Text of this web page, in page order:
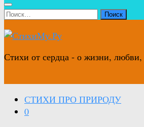
Найти:
Стихи от сердца - о жизни, любви,
СТИХИ ПРО ПРИРОДУ
0